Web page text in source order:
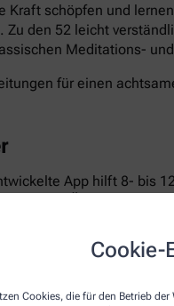
Cookie-
Cookies, die für den Betrieb
Kraft schöpfen und
den 52 leicht
Meditations-
für einen
App hilft 8- bis
Übungen
laden dazu ein,
Gleichzeitig